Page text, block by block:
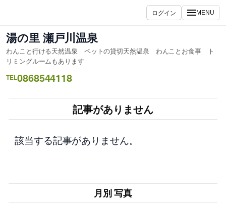
を
ス
キ
ッ
プ
ログイン MENU
湯の里 瀬戸川温泉
わんこと行ける天然温泉 ペットの貸切天然温泉 わんことお食事 ト
リミングルームもあります
TEL0868544118
記事がありません
該当する記事がありません。
月別 写真